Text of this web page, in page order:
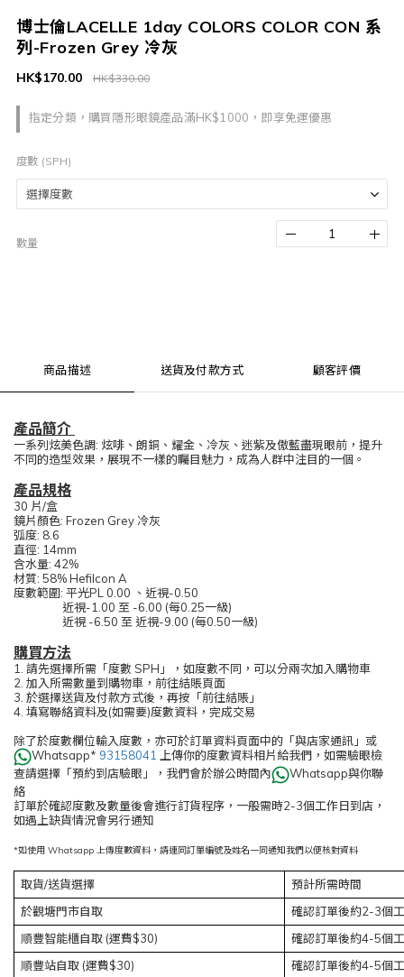
博士倫LACELLE 1day COLORS COLOR CON 系
列-Frozen Grey 冷灰
指定分類，購買隱形眼鏡產品滿HK$1000，即享免運優惠
HK$330.00
HK$170.00
度數 (SPH)
數量
商品描述 送貨及付款方式 顧客評價
產品簡介
一系列炫美色調: 炫啡、朗銅、耀金、冷灰、迷紫及傲藍盡現眼前，提升
不同的造型效果，展現不一樣的矚目魅力，成為人群中注目的一個。
產品規格
30 片/盒
鏡片顏色: Frozen Grey 冷灰
弧度: 8.6
直徑: 14mm
含水量: 42%
材質: 58% Hefilcon A
度數範圍: 平光PL 0.00 、近視-0.50
近視-1.00 至 -6.00 (每0.25一級)
近視 -6.50 至 近視-9.00 (每0.50一級)
購買方法
1. 請先選擇所需「度數 SPH」，如度數不同，可以分兩次加入購物車
2. 加入所需數量到購物車，前往結賬頁面
3. 於選擇送貨及付款方式後，再按「前往結賬」
4. 填寫聯絡資料及(如需要)度數資料，完成交易
除了於度數欄位輸入度數，亦可於訂單資料頁面中的「與店家通訊」或
Whatsapp* 93158041 上傳你的度數資料相片給我們，如需驗眼檢
查請選擇「預約到店驗眼」，我們會於辦公時間內
Whatsapp與你聯
絡
訂單於確認度數及數量後會進行訂貨程序，一般需時2-3個工作日到店，
如遇上缺貨情況會另行通知
*如使用 Whatsapp 上傳度數資料，請連同訂單編號及姓名一同通知我們以便核對資料
取貨/送貨選擇
預計所需時間
於觀塘門市自取
確認訂單後約2-3個
順豐智能櫃自取 (運費$30)
確認訂單後約4-5個
順豐站自取 (運費$30)
確認訂單後約4-5個